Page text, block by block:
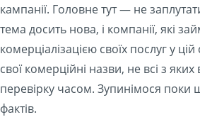
кампанії. Головне тут — не
тема досить нова, і компанії, які
комерціалізацією своїх послуг у
свої комерційні назви, не всі з
перевірку часом. Зупинімося поки
фактів.